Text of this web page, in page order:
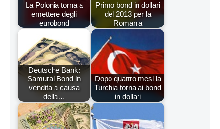
La Polonia torna a
emettere degli
eurobond
Primo bond in dollari
del 2013 per la
Romania
Deutsche Bank:
Samurai Bond in
vendita a causa
della…
Dopo quattro mesi la
Turchia torna ai bond
in dollari